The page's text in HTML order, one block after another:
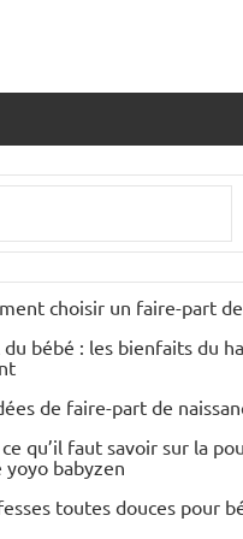
choisir un faire-part
du bébé : les bienfaits du
de faire-part de
qu’il faut savoir sur la
yoyo babyzen
toutes douces pour